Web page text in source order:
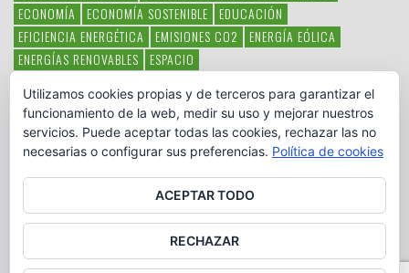
ECONOMÍA
ECONOMÍA SOSTENIBLE
EDUCACIÓN
EFICIENCIA ENERGÉTICA
EMISIONES CO2
ENERGÍA EÓLICA
ENERGÍAS RENOVABLES
ESPACIO
HAMBRE LATINOAMÉRICA MEDIO AMBIENTE
MÉXICO
OBJETIVOS DEL MILENIO
ONGS PAZ POBREZA POESÍA
POLITICA
PUEBLOS INDÍGENAS RSC RSE
SOBERANÍA ALIMENTARIA
SOLIDARIDAD SOSTENIBILIDAD TECNOLOGÍA VERTIDO PETROLEO
Utilizamos cookies propias y de terceros para garantizar el
funcionamiento de la web, medir su uso y mejorar nuestros
servicios. Puede aceptar todas las cookies, rechazar las no
necesarias o configurar sus preferencias. Política de cookies
ACEPTAR TODO
RECHAZAR